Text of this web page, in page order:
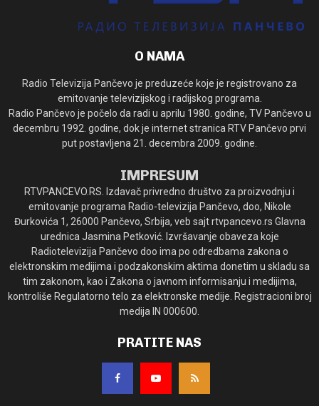
O NAMA
Radio Televizija Pančevo je preduzeće koje je registrovano za
emitovanje televizijskog i radijskog programa.
Radio Pančevo je počelo da radi u aprilu 1980. godine, TV Pančevo u
decembru 1992. godine, dok je internet stranica RTV Pančevo prvi
put postavljena 21. decembra 2009. godine.
IMPRESUM
RTVPANCEVO.RS. Izdavač privredno društvo za proizvodnju i
emitovanje programa Radio-televizija Pančevo, doo, Nikole
Đurkovića 1, 26000 Pančevo, Srbija, veb sajt rtvpancevo.rs Glavna
urednica Jasmina Petković. Izvršavanje obaveza koje
Radiotelevizija Pančevo doo ima po odredbama zakona o
elektronskim medijima i podzakonskim aktima donetim u skladu sa
tim zakonom, kao i Zakona o javnom informisanju i medijima,
kontroliše Regulatorno telo za elektronske medije. Registracioni broj
medija IN 000600.
PRATITE NAS